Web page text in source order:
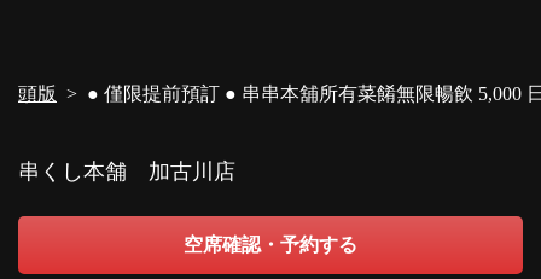
頭版 ● 僅限提前預訂 ● 串串本舖所有菜餚無限暢飲 5,000
串くし本舗 加古川店
空席確認・予約する